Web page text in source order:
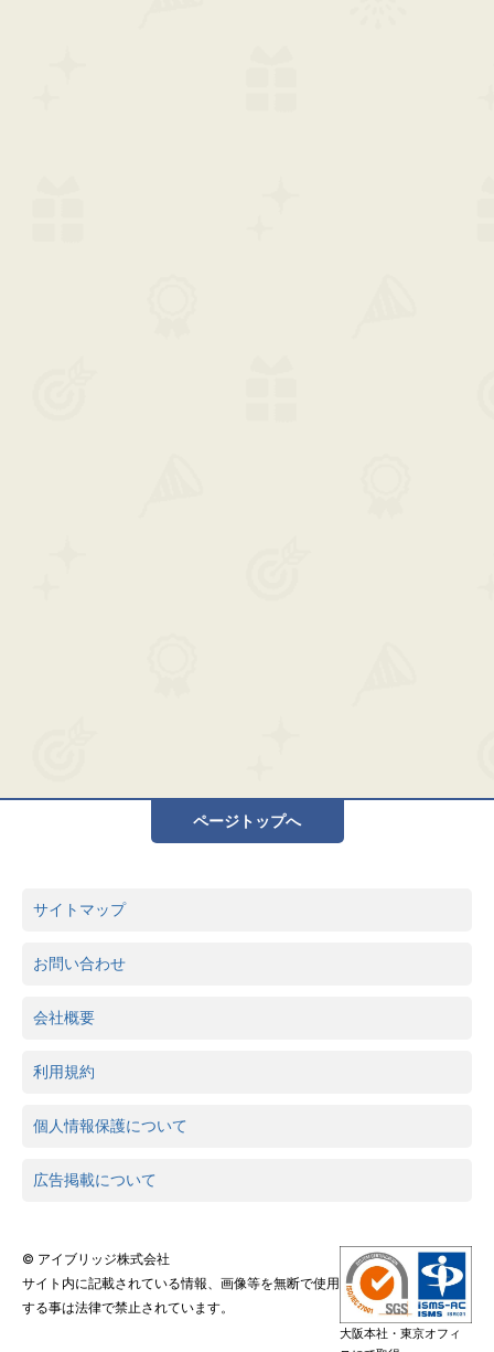
ページトップへ
サイトマップ
お問い合わせ
会社概要
利用規約
個人情報保護について
広告掲載について
© アイブリッジ株式会社
サイト内に記載されている情報、画像等を無断で使用
する事は法律で禁止されています。
大阪本社・東京オフィ